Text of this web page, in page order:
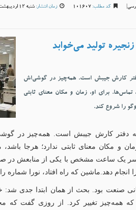
کد مطلب: 101607 زمان انتشار: شنبه 12 ارديبهشت 1405-13:6
زنجیره تولید می‌خوابد
دفتر کارش جیبش است. همه‌چیز در گوشی‌اش
برای او، زمان و مکان معنای ثابتی
را شروع کند.
که دفتر کارش جیبش است. همه‌چیز در
و مکان معنای ثابتی ندارد؛ هرجا
سر یک ساعت مشخص با یکی از منابعش
دهد.ماشین که راه افتاد، نورا شماره
روزی که همه‌چیز تغییر کرد. از روزی گفت